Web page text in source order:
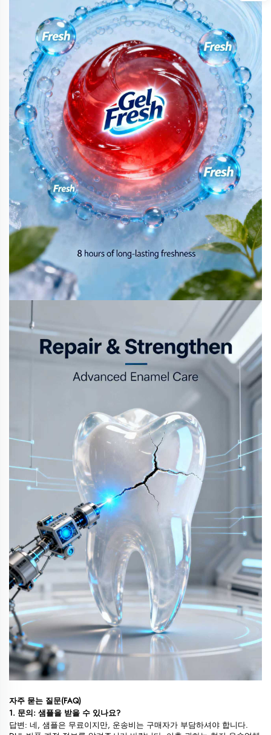
자주 묻는 질문(FAQ)
1. 문의: 샘플을 받을 수 있나요?
답변: 네, 샘플은 무료이지만, 운송비는 구매자가 부담하셔야 합니다.